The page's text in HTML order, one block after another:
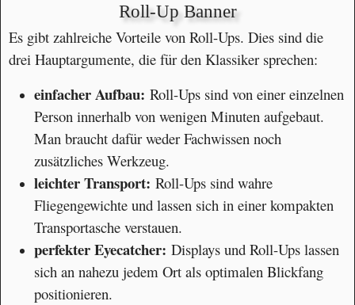
Roll-Up Banner
Es gibt zahlreiche Vorteile von Roll-Ups. Dies sind die
drei Hauptargumente, die für den Klassiker sprechen:
einfacher Aufbau: Roll-Ups sind von einer einzelnen
Person innerhalb von wenigen Minuten aufgebaut.
Man braucht dafür weder Fachwissen noch
zusätzliches Werkzeug.
leichter Transport: Roll-Ups sind wahre
Fliegengewichte und lassen sich in einer kompakten
Transportasche verstauen.
perfekter Eyecatcher: Displays und Roll-Ups lassen
sich an nahezu jedem Ort als optimalen Blickfang
positionieren.